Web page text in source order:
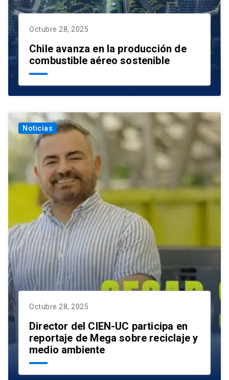
Octubre 28, 2025
Chile avanza en la producción de
combustible aéreo sostenible
Octubre 28, 2025
Director del CIEN-UC participa en
reportaje de Mega sobre reciclaje y
medio ambiente
Noticias